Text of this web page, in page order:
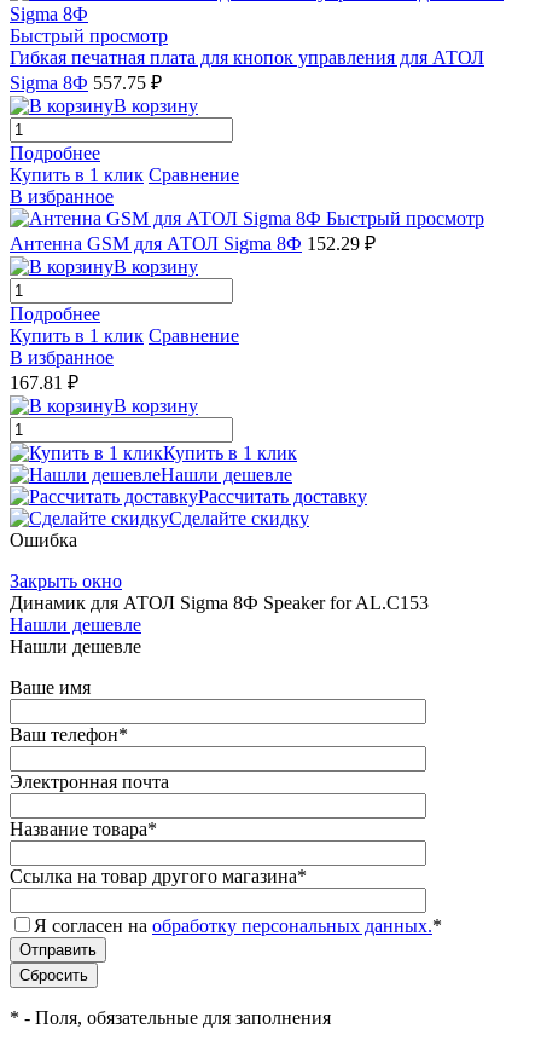
Быстрый просмотр
Гибкая печатная плата для кнопок управления для АТОЛ
Sigma 8Ф 557.75 ₽
В корзину
Подробнее
Купить в 1 клик Сравнение
В избранное
Быстрый просмотр
Антенна GSM для АТОЛ Sigma 8Ф 152.29 ₽
В корзину
Подробнее
Купить в 1 клик Сравнение
В избранное
167.81 ₽
В корзину
Купить в 1 клик
Нашли дешевле
Рассчитать доставку
Сделайте скидку
Ошибка
Закрыть окно
Динамик для АТОЛ Sigma 8Ф Speaker for AL.C153
Нашли дешевле
Нашли дешевле
Ваше имя
Ваш телефон*
Электронная почта
Название товара*
Ссылка на товар другого магазина*
Я согласен на обработку персональных данных.*
* - Поля, обязательные для заполнения